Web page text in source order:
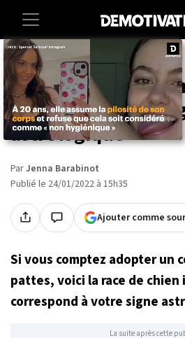
Accueil Astrologie
Voici la race de
vous selon votre
astrologique
ParJenna Barabinot
Publié le 24/01/2022 à 15h35
Ajouter comme
Si vous comptez adopter un
pattes, voici la race de chien
correspond à votre signe
La suite après cette